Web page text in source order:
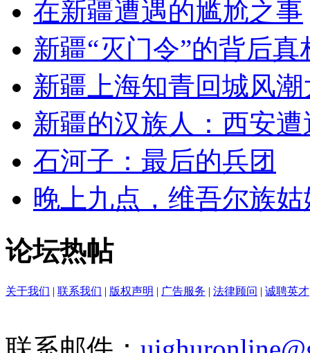
在新疆遭遇的尴尬之事
新疆“灭门令”的背后真
新疆上海知青回城风
新疆的汉族人：西安遭
石河子：最后的兵团
晚上九点，维吾尔族
论坛热帖
关于我们 | 联系我们 | 版权声明 | 广告服务 | 法律顾问 | 诚聘英才